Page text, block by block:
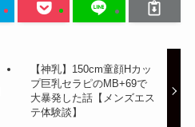
【神乳】150cm童顔Hカッ
プ巨乳セラピのMB+69で
大暴発した話【メンズエス
テ体験談】